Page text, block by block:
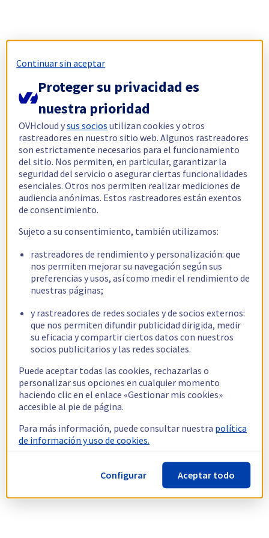
Continuar sin aceptar
Proteger su privacidad es
nuestra prioridad
OVHcloud ysus socios utilizan cookies y otros
rastreadores en nuestro sitio web. Algunos rastreadores
son estrictamente necesarios para el funcionamiento
del sitio. Nos permiten, en particular, garantizar la
seguridad del servicio o asegurar ciertas funcionalidades
esenciales. Otros nos permiten realizar mediciones de
audiencia anónimas. Estos rastreadores están exentos
de consentimiento.
Sujeto a su consentimiento, también utilizamos:
rastreadores de rendimiento y personalización: que
nos permiten mejorar su navegación según sus
preferencias y usos, así como medir el rendimiento de
nuestras páginas;
y rastreadores de redes sociales y de socios externos:
que nos permiten difundir publicidad dirigida, medir
su eficacia y compartir ciertos datos con nuestros
socios publicitarios y las redes sociales.
Puede aceptar todas las cookies, rechazarlas o
personalizar sus opciones en cualquier momento
haciendo clic en el enlace «Gestionar mis cookies»
accesible al pie de página.
Para más información, puede consultar nuestra política
de información y uso de cookies.
Configurar Aceptar todo